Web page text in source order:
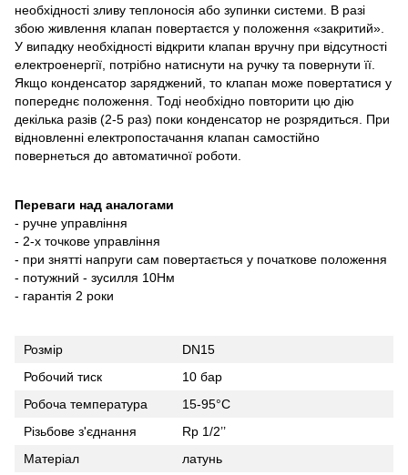
необхідності зливу теплоносія або зупинки системи. В разі
збою живлення клапан повертаєтся у положення «закритий».
У випадку необхідності відкрити клапан вручну при відсутності
електроенергії, потрібно натиснути на ручку та повернути її.
Якщо конденсатор заряджений, то клапан може повертатися у
попереднє положення. Тоді необхідно повторити цю дію
декілька разів (2-5 раз) поки конденсатор не розрядиться. При
відновленні електропостачання клапан самостійно
повернеться до автоматичної роботи.
Переваги над аналогами
- ручне управління
- 2-х точкове управління
- при знятті напруги сам повертається у початкове положення
- потужний - зусилля 10Нм
- гарантія 2 роки
Розмір
DN15
Робочий тиск
10 бар
Робоча температура
15-95°C
Різьбове з'єднання
Rp 1/2’’
Матеріал
латунь